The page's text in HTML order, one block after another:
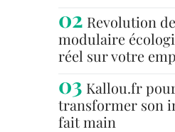
Revolution
modulaire
réel sur votre
Kallou.fr
transformer son
fait main